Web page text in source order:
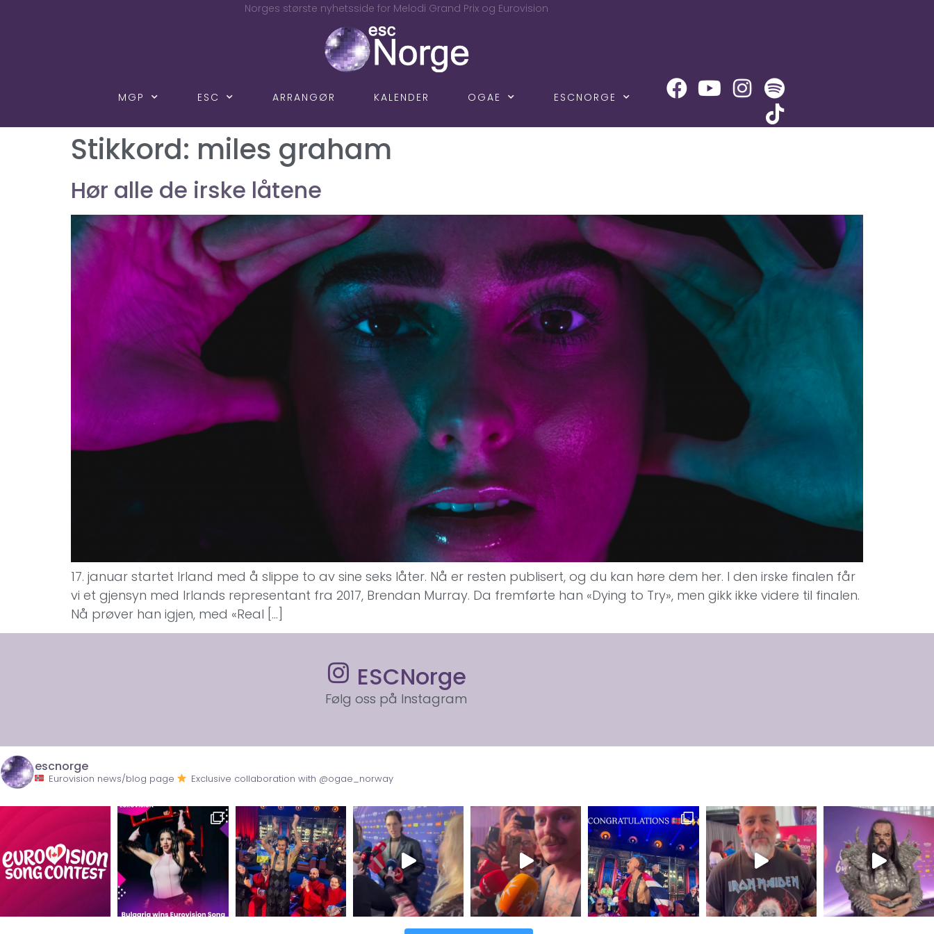
Norges største nyhetsside for Melodi Grand Prix og Eurovision
MGP ESC ARRANGØR KALENDER OGAE ESCNORGE
Stikkord: miles graham
Hør alle de irske låtene
17. januar startet Irland med å slippe to av sine seks låter. Nå er resten publisert, og du kan høre dem her. I den irske finalen får
vi et gjensyn med Irlands representant fra 2017, Brendan Murray. Da fremførte han «Dying to Try», men gikk ikke videre til finalen.
Nå prøver han igjen, med «Real […]
ESCNorge
Følg oss på Instagram
escnorge
Eurovision news/blog page Exclusive collaboration with @ogae_norway